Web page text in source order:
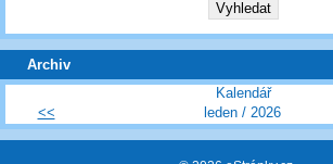
Archiv
Kalendář
<<
leden / 2026